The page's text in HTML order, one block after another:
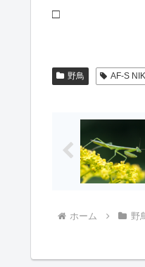
□
野鳥 AF-S
ホーム 野